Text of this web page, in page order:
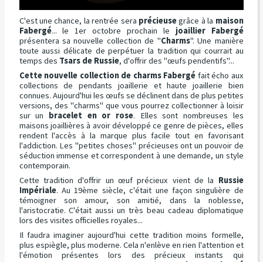
C'est une chance, la rentrée sera précieusegrâce à la maison
Fabergé... le 1er octobre prochain le joaillier Fabergé
présentera sa nouvelle collection de "Charms". Une manière
toute aussi délicate de perpétuer la tradition qui courrait au
temps des Tsars de Russie, d'offrir des "œufs pendentifs"...
Cette nouvelle collection de charms Fabergé fait écho aux
collections de pendants joaillerie et haute joaillerie bien
connues. Aujourd'hui les œufs se déclinent dans de plus petites
versions, des "charms" que vous pourrez collectionner à loisir
sur un bracelet en or rose. Elles sont nombreuses les
maisons joaillières à avoir développé ce genre de pièces, elles
rendent l'accès à la marque plus facile tout en favorisant
l'addiction. Les "petites choses" précieuses ont un pouvoir de
séduction immense et correspondent à une demande, un style
contemporain.
Cette tradition d'offrir un œuf précieux vient de la Russie
Impériale. Au 19ème siècle, c'était une façon singulière de
témoigner son amour, son amitié, dans la noblesse,
l'aristocratie. C'était aussi un très beau cadeau diplomatique
lors des visites officielles royales...
Il faudra imaginer aujourd'hui cette tradition moins formelle,
plus espiègle, plus moderne. Cela n'enlève en rien l'attention et
l'émotion présentes lors des précieux instants qui